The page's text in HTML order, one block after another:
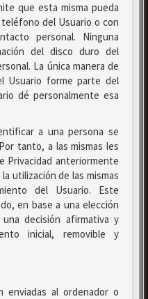
que esta misma pueda
del Usuario o con
personal. Ninguna
del disco duro del
La única manera de
Usuario forme parte del
dé personalmente esa
a una persona se
tanto, a las mismas les
Privacidad anteriormente
utilización de las mismas
del Usuario. Este
en base a una elección
decisión afirmativa y
inicial, removible y
enviadas al ordenador o